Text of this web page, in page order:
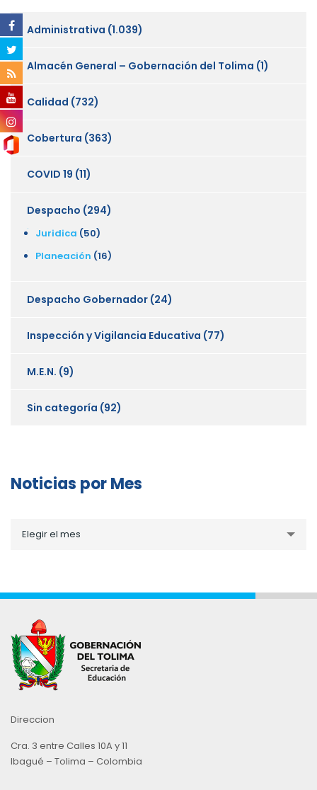
Administrativa (1.039)
Almacén General – Gobernación del Tolima (1)
Calidad (732)
Cobertura (363)
COVID 19 (11)
Despacho (294)
Juridica (50)
Planeación (16)
Despacho Gobernador (24)
Inspección y Vigilancia Educativa (77)
M.E.N. (9)
Sin categoría (92)
Noticias por Mes
porElegir el mes
Direccion
Cra. 3 entre Calles 10A y 11
Ibagué – Tolima – Colombia